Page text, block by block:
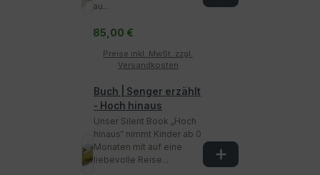
au...
85,00 €
Preise inkl. MwSt. zzgl.
Versandkosten
Buch | Senger erzählt
- Hoch hinaus
Unser Silent Book „Hoch
hinaus“ nimmt Kinder ab 0
Monaten mit auf eine
liebevolle Reise...